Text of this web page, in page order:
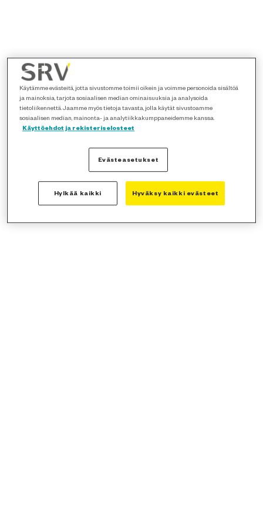
Käytämme evästeitä, jotta sivustomme toimii oikein ja voimme personoida sisältöä
ja mainoksia, tarjota sosiaalisen median ominaisuuksia ja analysoida
tietoliikennettä. Jaamme myös tietoja tavasta, jolla käytät sivustoamme
sosiaalisen median, mainonta- ja analytiikkakumppaneidemme kanssa.
Käyttöehdot ja rekisteriselosteet
Evästeasetukset
Hylkää kaikki Hyväksy kaikki evästeet